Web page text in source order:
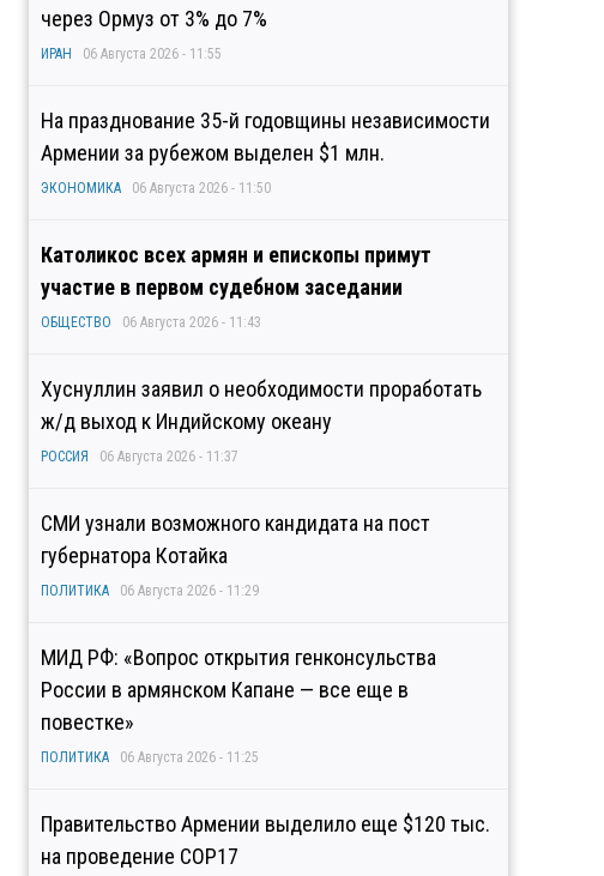
через Ормуз от 3% до 7%
ИРАН 06 Августа 2026 - 11:55
На празднование 35-й годовщины независимости
Армении за рубежом выделен $1 млн.
ЭКОНОМИКА 06 Августа 2026 - 11:50
Католикос всех армян и епископы примут
участие в первом судебном заседании
ОБЩЕСТВО 06 Августа 2026 - 11:43
Хуснуллин заявил о необходимости проработать
ж/д выход к Индийскому океану
РОССИЯ 06 Августа 2026 - 11:37
СМИ узнали возможного кандидата на пост
губернатора Котайка
ПОЛИТИКА 06 Августа 2026 - 11:29
МИД РФ: «Вопрос открытия генконсульства
России в армянском Капане — все еще в
повестке»
ПОЛИТИКА 06 Августа 2026 - 11:25
Правительство Армении выделило еще $120 тыс.
на проведение COP17